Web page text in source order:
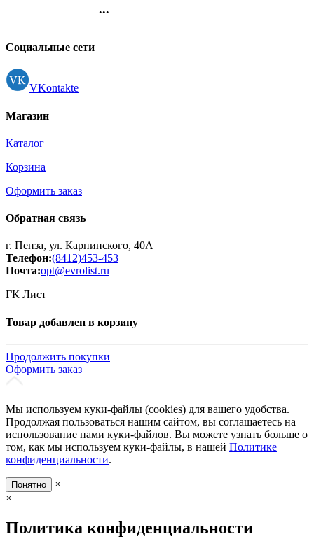
(Стандарт 100)
...
Регистрация
Социальные сети
VKontakte
Магазин
Каталог
Корзина
Оформить заказ
Обратная связь
г. Пенза, ул. Карпинского, 40А
Телефон:(8412)453-453
Почта:opt@evrolist.ru
ГК Лист
Товар добавлен в корзину
Продолжить покупки
Оформить заказ
Мы используем куки-файлы (cookies) для вашего удобства.
Продолжая пользоваться нашим сайтом, вы соглашаетесь на
использование нами куки-файлов. Вы можете узнать больше о
том, как мы используем куки-файлы, в нашей Политике
конфиденциальности.
Понятно
×
×
Политика конфиденциальности